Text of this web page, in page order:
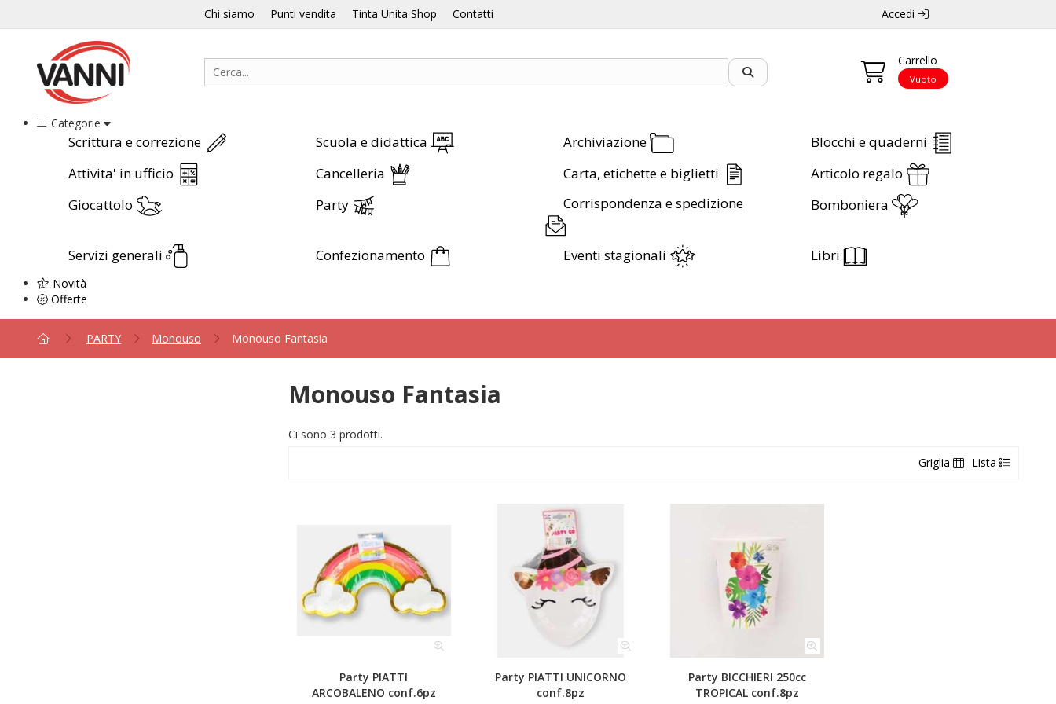
Chi siamo Punti vendita Tinta Unita Shop Contatti Accedi
Carrello
Vuoto
Categorie
Scrittura e correzione Scuola e didattica Archiviazione
Blocchi e quaderni
Attivita' in ufficio
Cancelleria Carta, etichette e biglietti
Articolo regalo
Giocattolo
Party Corrispondenza e spedizione Bomboniera
Servizi generali Confezionamento Eventi stagionali Libri
Novità
Offerte
PARTY Monouso Monouso Fantasia
Monouso Fantasia
Ci sono 3 prodotti.
Griglia
Lista
Party PIATTI
ARCOBALENO conf.6pz
Party PIATTI UNICORNO
conf.8pz
Party BICCHIERI 250cc
TROPICAL conf.8pz